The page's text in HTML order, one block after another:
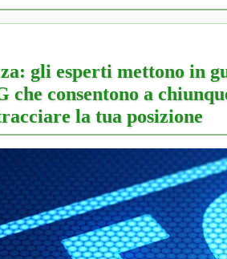
gli esperti mettono in
che consentono a
la tua posizione